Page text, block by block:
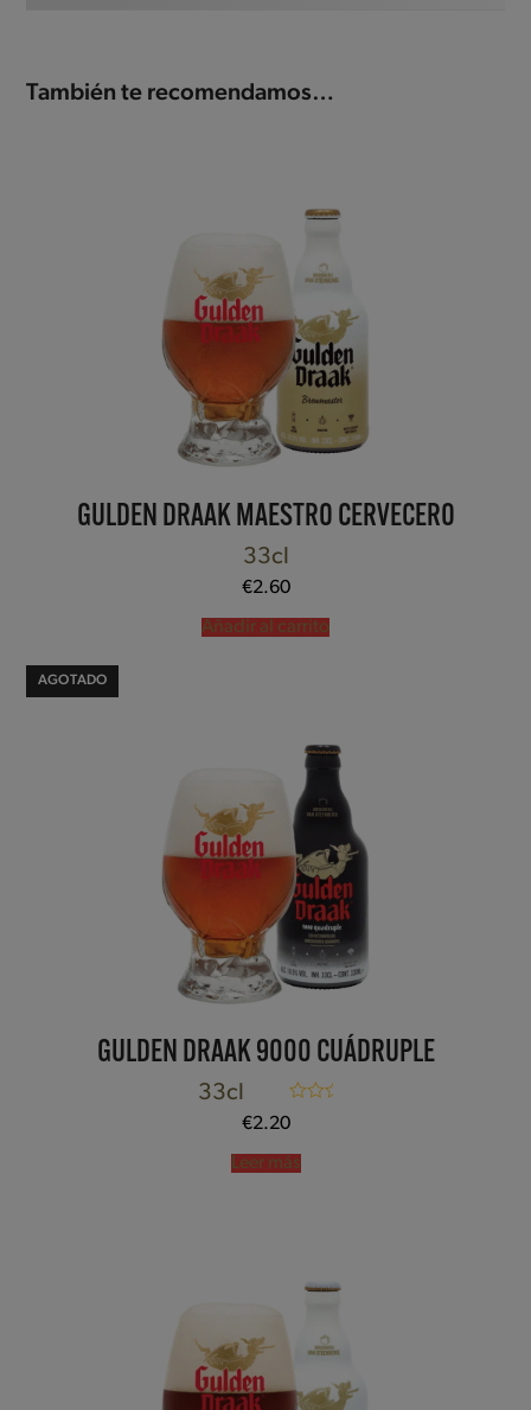
También te recomendamos…
GULDEN DRAAK MAESTRO CERVECERO
33cl
€2.60
Añadir al carrito
AGOTADO
GULDEN DRAAK 9000 CUÁDRUPLE
33cl
Valorado con
€2.20
Leer más